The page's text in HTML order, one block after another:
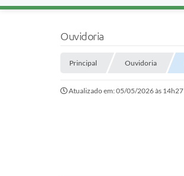
Ouvidoria
Principal Ouvidoria
Atualizado em: 05/05/2026 às 14h27